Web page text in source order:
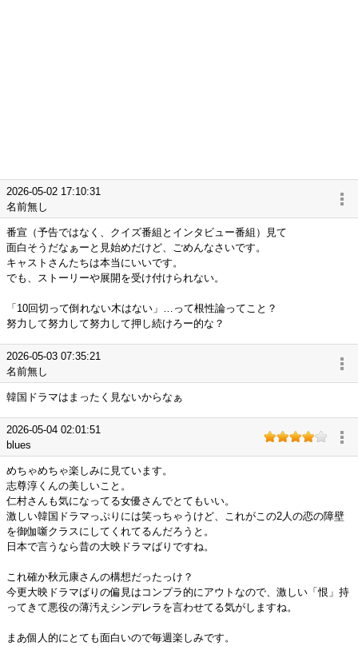
2026-05-02 17:10:31
名前無し
番宣（予告ではなく、クイズ番組とインタビュー番組）見て
面白そうだなぁーと見始めだけど、ごめんなさいです。
キャストさんたちは本当にいいです。
でも、ストーリーや展開を受け付けられない。
「10回切って倒れない木はない」…って根性論ってこと？
努力して努力して努力して押し続けろー的な？
2026-05-03 07:35:21
名前無し
韓国ドラマはまったく見ないからなぁ
2026-05-04 02:01:51
blues
めちゃめちゃ楽しみに見ています。
志尊淳くんの美しいこと。
仁村さんも気になってる女優さんでとてもいい。
激しい韓国ドラマっぷりには笑っちゃうけど、これがこの2人の恋の障壁
を御伽噺クラスにしてくれてるんだろうと。
日本で言うなら昔の大映ドラマばりですね。
これ確か秋元康さんの構想だったっけ？
今更大映ドラマばりの偏見はコンプラ的にアウトなので、激しい「恨」持
ってきて悪役の薄汚えシンデレラを言わせてる気がしますね。
まあ個人的にとても面白いので毎週楽しみです。